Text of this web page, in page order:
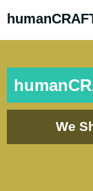
We